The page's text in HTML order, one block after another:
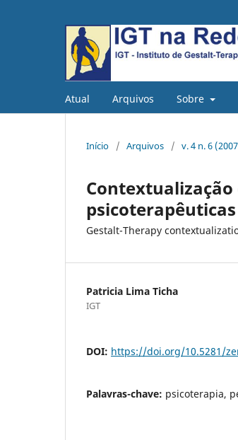
Atual Arquivos Sobre
Início / Arquivos / v. 4 n. 6
Gestalt-Therapy
Patricia Lima Ticha
IGT
DOI: https://doi.org/10.5281/
Palavras-chave: psicoterapia,